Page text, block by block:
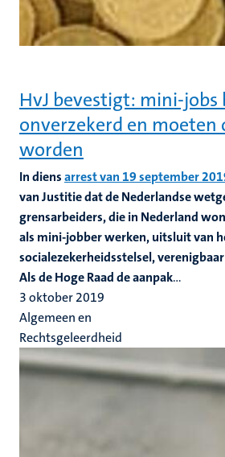
HvJ bevestigt: mini-jobs
onverzekerd en
worden
In diensarrest van 19 september
van Justitie dat de Nederlandse
grensarbeiders, die in Nederland
als mini-jobber werken, uitsluit van
socialezekerheidsstelsel,
Als de Hoge Raad de aanpak...
3 oktober 2019
Algemeen en
Rechtsgeleerdheid